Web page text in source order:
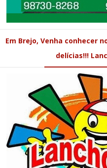
Em Brejo, Venha conhecer
delícias!!!